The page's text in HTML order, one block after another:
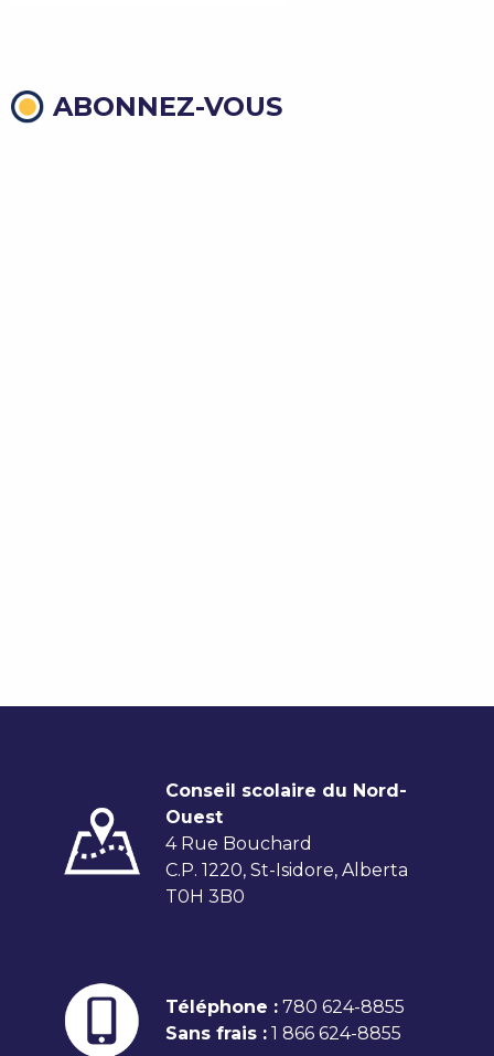
ABONNEZ-VOUS
Conseil scolaire du Nord-
Ouest
4 Rue Bouchard
C.P. 1220, St-Isidore, Alberta
T0H 3B0
Téléphone : 780 624-8855
Sans frais : 1 866 624-8855